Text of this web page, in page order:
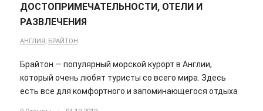
ДОСТОПРИМЕЧАТЕЛЬНОСТИ, ОТЕЛИ И
РАЗВЛЕЧЕНИЯ
АНГЛИЯ, БРАЙТОН
Брайтон — популярный морской курорт в Англии,
который очень любят туристы со всего мира. Здесь
есть все для комфортного и запоминающегося отдыха